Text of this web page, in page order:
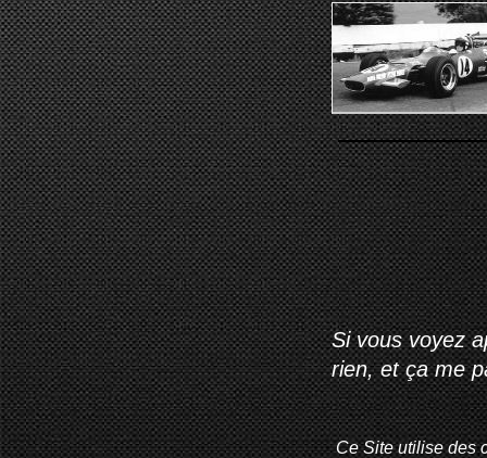
Si vous voyez
rien, et ça me
Ce Site utilise des